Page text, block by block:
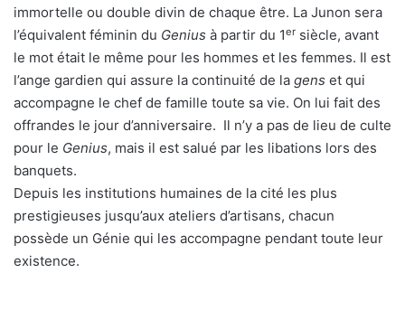
immortelle ou double divin de chaque être. La Junon sera
l’équivalent féminin du Genius à partir du 1er siècle, avant
le mot était le même pour les hommes et les femmes. Il est
l’ange gardien qui assure la continuité de la gens et qui
accompagne le chef de famille toute sa vie. On lui fait des
offrandes le jour d’anniversaire. Il n’y a pas de lieu de culte
pour le Genius, mais il est salué par les libations lors des
banquets.
Depuis les institutions humaines de la cité les plus
prestigieuses jusqu’aux ateliers d’artisans, chacun
possède un Génie qui les accompagne pendant toute leur
existence.